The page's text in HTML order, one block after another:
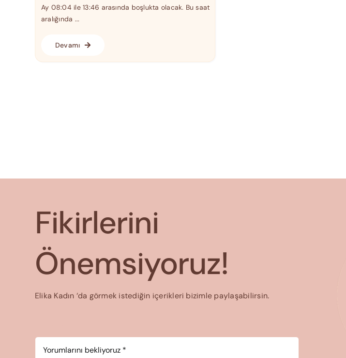
Ay 08:04 ile 13:46 arasında boşlukta olacak. Bu saat
aralığında ...
Devamı
Fikirlerini
Önemsiyoruz!
Elika Kadın ‘da görmek istediğin içerikleri bizimle paylaşabilirsin.